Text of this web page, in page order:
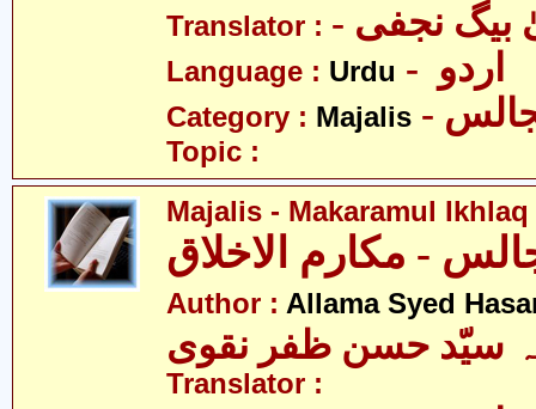
Translator : بیگ نجفی
Language : Urdu
Category : Majalis
Topic :
Majalis - Makaramul Ikhlaq
Author : Allama Syed
سیّد حسن ظفر نقوی
Translator :